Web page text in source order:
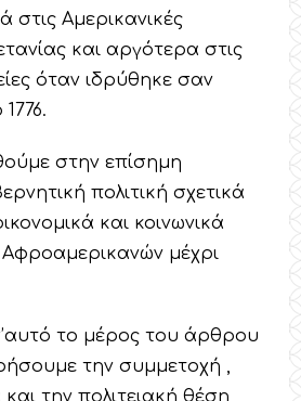
στις Αμερικανικές
και αργότερα στις
όταν ιδρύθηκε σαν
στην επίσημη
πολιτική σχετικά
και κοινωνικά
μέχρι
το μέρος του άρθρου
την συμμετοχή ,
την πολιτειακή θέση